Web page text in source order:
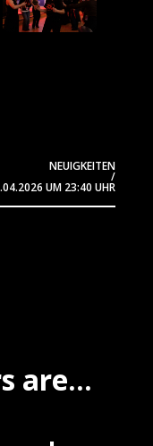
NEUIGKEITEN
/
UM 23:40 UHR
are...